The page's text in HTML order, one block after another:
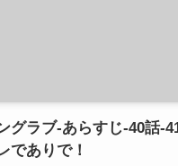
グラブ-あらすじ-40話-
でありで！